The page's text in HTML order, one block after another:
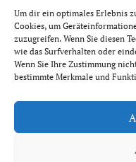
Um dir ein optimales Erlebnis
Cookies, um
zuzugreifen. Wenn Sie diesen
wie das Surfverhalten oder
Wenn Sie Ihre Zustimmung
bestimmte Merkmale und
Luisenstraße 58/59
10117 Berlin